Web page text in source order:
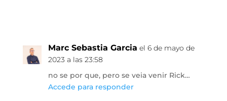
Marc Sebastia Garcia el 6 de mayo de
2023 a las 23:58
no se por que, pero se veia venir Rick…
Accede para responder